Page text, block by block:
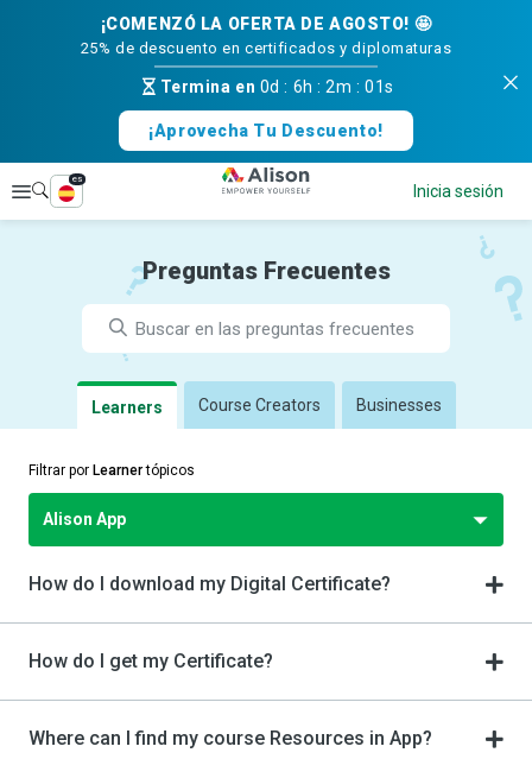
¡COMENZÓ LA OFERTA DE AGOSTO! 🤩
25% de descuento en certificados y diplomaturas
Termina en 0d : 6h :2m :01s
¡Aprovecha Tu Descuento!
Explorar
es
Inicia sesión
Preguntas Frecuentes
Learners Course Creators Businesses
Filtrar por Learnertópicos
Alison App
How do I download my Digital Certificate?
How do I get my Certificate?
Where can I find my course Resources in App?